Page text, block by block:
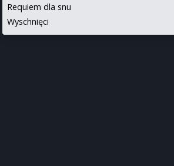
Requiem dla snu
Wyschnięci